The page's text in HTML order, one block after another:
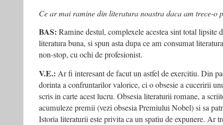
Ce ar mai ramine din literatura noastra daca am trece-o
BAS: Ramine destul, complexele acestea sint total lipsite
literatura buna, si spun asta dupa ce am consumat
non-stop, cu ochi de profesionist.
V.E.: Ar fi interesant de facut un astfel de exercitiu. Din
dorinta a confruntarilor valorice, ci o obsesie a cuceririi
scris in carte acest lucru. Obsesia literaturii romane, a
acumuleze premii (vezi obsesia Premiului Nobel) si sa
Istoria literaturii este privita ca un spatiu de expunere. Ar